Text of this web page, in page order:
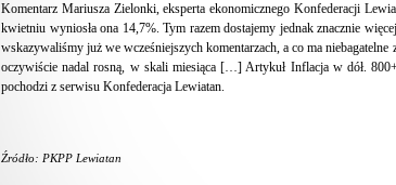
Komentarz Mariusza Zielonki, eksperta ekonomicznego Konfederacji
kwietniu wyniosła ona 14,7%. Tym razem dostajemy jednak znacznie
wskazywaliśmy już we wcześniejszych komentarzach, a co ma
oczywiście nadal rosną, w skali miesiąca […] Artykuł Inflacja w dół.
pochodzi z serwisu Konfederacja Lewiatan.
Źródło: PKPP Lewiatan